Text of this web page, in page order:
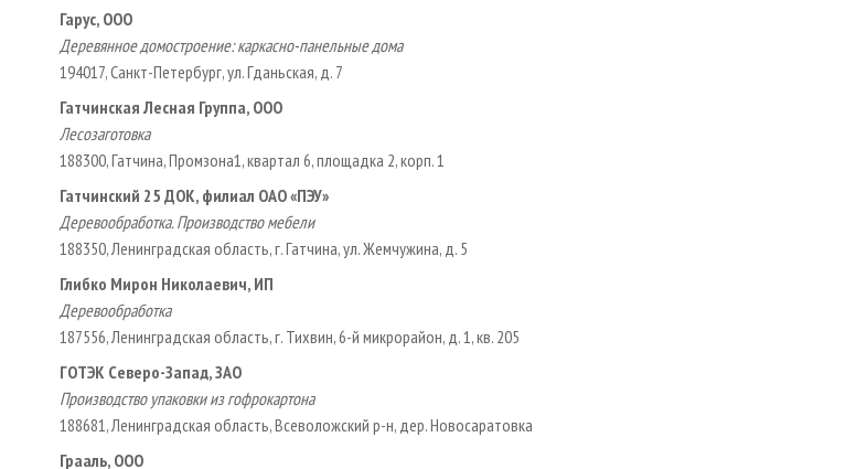
Гарус, ООО
Деревянное домостроение: каркасно-панельные дома
194017, Санкт-Петербург, ул. Гданьская, д. 7
Гатчинская Лесная Группа, ООО
Лесозаготовка
188300, Гатчина, Промзона­1, квартал 6, площадка 2, корп. 1
Гатчинский 25 ДОК, филиал ОАО «ПЭУ»
Деревообработка. Производство мебели
188350, Ленинградская область, г. Гатчина, ул. Жемчужина, д. 5
Глибко Мирон Николаевич, ИП
Деревообработка
187556, Ленинградская область, г. Тихвин, 6-й микрорайон, д. 1, кв. 205
ГОТЭК Северо-Запад, ЗАО
Производство упаковки из гофрокартона
188681, Ленинградская область, Всеволожский р-н, дер. Новосаратовка
Грааль, ООО